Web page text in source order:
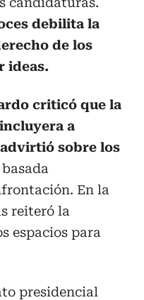
debilita la
de los
ideas.
criticó que la
a
sobre los
En la
reiteró la
espacios para
presidencial